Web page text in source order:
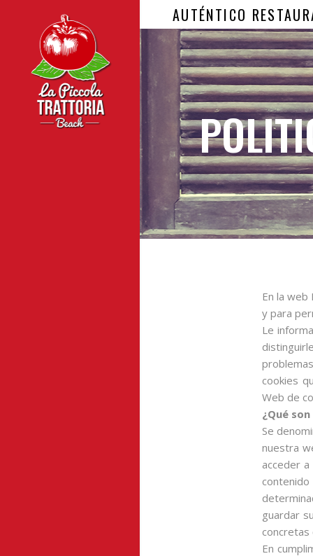
AUTÉNTICO
En la
y para
Le
cookies
Web de
¿Qué
Se
nuestra
acceder
guardar
concretas
En